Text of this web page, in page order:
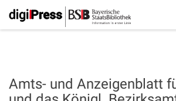
Amts- und Anzeigenblatt